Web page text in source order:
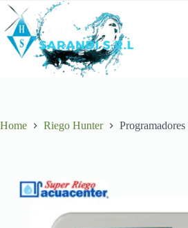
Skip
content
Home Riego Hunter